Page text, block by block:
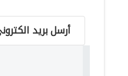
أرسل بريد